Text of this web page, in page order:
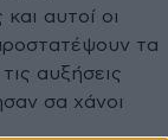
αυτοί οι
τα
αυξήσεις
σα χάνοι